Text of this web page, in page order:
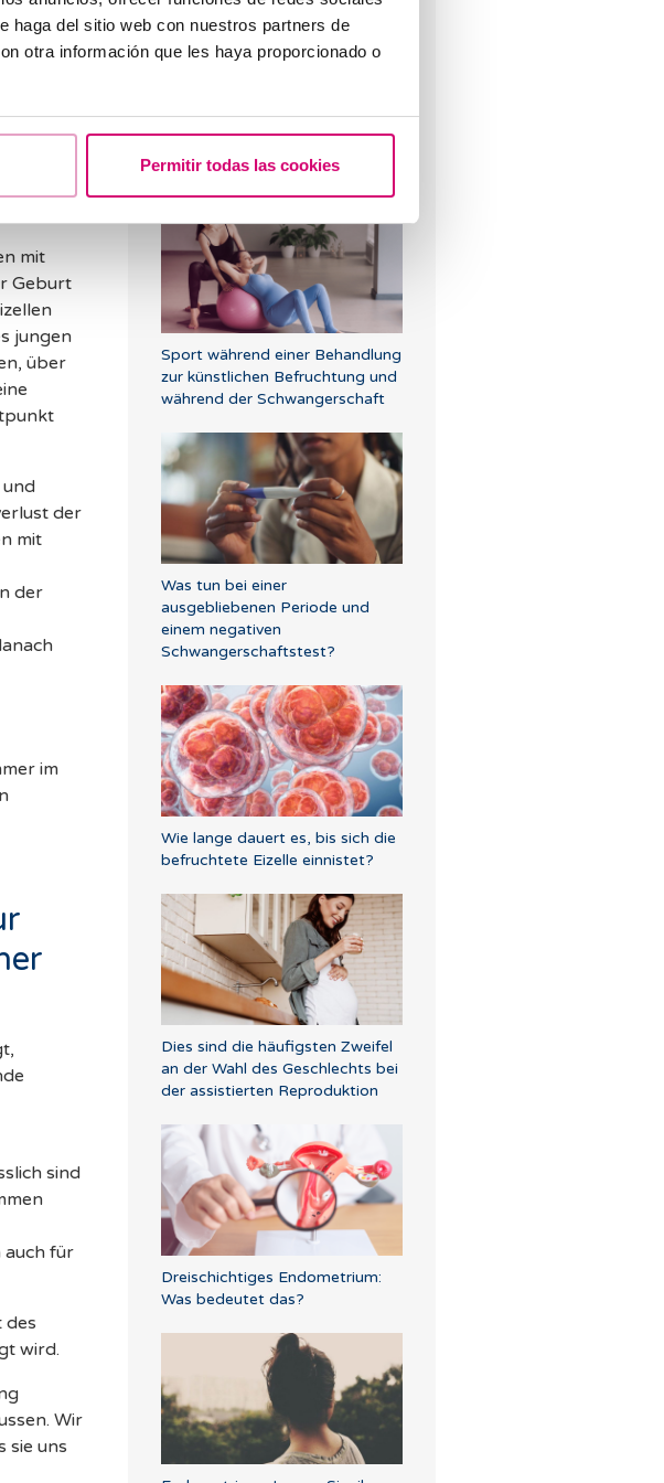
haga del sitio web con nuestros partners de
otra información que les haya proporcionado o
Permitir todas las cookies
mit
Geburt
jungen
über
und
der
mit
der
im
sind
auch für
des
wird.
Wir
sie uns
Behandlungen
Sport während einer Behandlung
zur künstlichen Befruchtung und
während der Schwangerschaft
Was tun bei einer
ausgebliebenen Periode und
einem negativen
Schwangerschaftstest?
Wie lange dauert es, bis sich die
befruchtete Eizelle einnistet?
Dies sind die häufigsten Zweifel
an der Wahl des Geschlechts bei
der assistierten Reproduktion
Dreischichtiges Endometrium:
Was bedeutet das?